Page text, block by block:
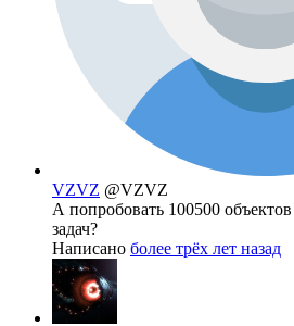
VZVZ @VZVZ
А попробовать 100500
задач?
Написано более трёх лет назад